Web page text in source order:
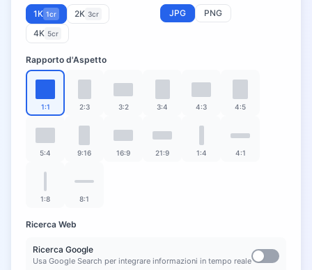
1K 1cr 2K 3cr
4K 5cr
JPG
PNG
Rapporto d'Aspetto
1:1 2:3 3:2 3:4 4:3 4:5
5:4 9:16 16:9 21:9 1:4 4:1
1:8 8:1
Ricerca Web
Ricerca Google
Usa Google Search per integrare informazioni in tempo reale